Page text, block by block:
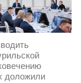
доложили